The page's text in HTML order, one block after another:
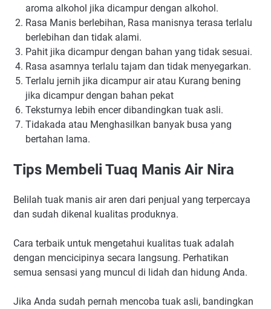
aroma alkohol jika dicampur dengan alkohol.
Rasa Manis berlebihan, Rasa manisnya terasa terlalu
berlebihan dan tidak alami.
Pahit jika dicampur dengan bahan yang tidak sesuai.
Rasa asamnya terlalu tajam dan tidak menyegarkan.
Terlalu jernih jika dicampur air atau Kurang bening
jika dicampur dengan bahan pekat
Teksturnya lebih encer dibandingkan tuak asli.
Tidakada atau Menghasilkan banyak busa yang
bertahan lama.
Tips Membeli Tuaq Manis Air Nira
Belilah tuak manis air aren dari penjual yang terpercaya
dan sudah dikenal kualitas produknya.
Cara terbaik untuk mengetahui kualitas tuak adalah
dengan mencicipinya secara langsung. Perhatikan
semua sensasi yang muncul di lidah dan hidung Anda.
Jika Anda sudah pernah mencoba tuak asli, bandingkan